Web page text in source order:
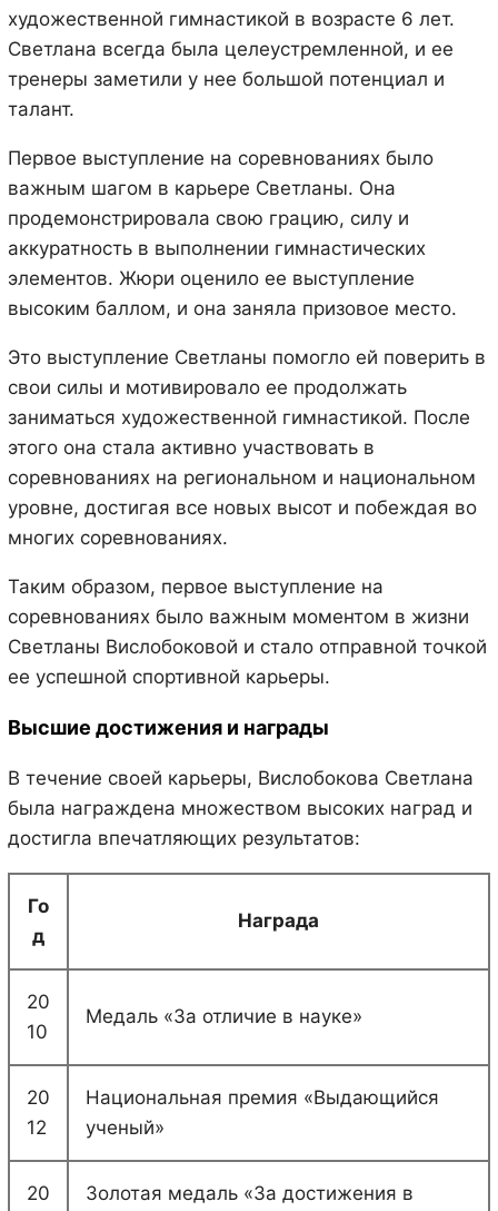
художественной гимнастикой в возрасте 6 лет.
Светлана всегда была целеустремленной, и ее
тренеры заметили у нее большой потенциал и
талант.
Первое выступление на соревнованиях было
важным шагом в карьере Светланы. Она
продемонстрировала свою грацию, силу и
аккуратность в выполнении гимнастических
элементов. Жюри оценило ее выступление
высоким баллом, и она заняла призовое место.
Это выступление Светланы помогло ей поверить в
свои силы и мотивировало ее продолжать
заниматься художественной гимнастикой. После
этого она стала активно участвовать в
соревнованиях на региональном и национальном
уровне, достигая все новых высот и побеждая во
многих соревнованиях.
Таким образом, первое выступление на
соревнованиях было важным моментом в жизни
Светланы Вислобоковой и стало отправной точкой
ее успешной спортивной карьеры.
Высшие достижения и награды
В течение своей карьеры, Вислобокова Светлана
была награждена множеством высоких наград и
достигла впечатляющих результатов:
Го
д
Награда
20
10
Медаль «За отличие в науке»
20
12
Национальная премия «Выдающийся
ученый»
20
Золотая медаль «За достижения в